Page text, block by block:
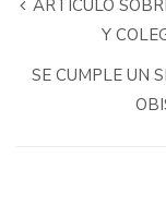
ARTICULO
Y
SE CUMPLE UN